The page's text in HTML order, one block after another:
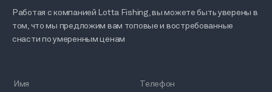
Работая с компанией Lotta Fishing, вы можете быть уверены в
том, что мы предложим вам топовые и востребованные
снасти по умеренным ценам